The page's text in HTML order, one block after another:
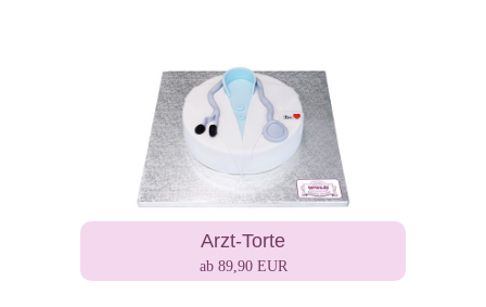
Arzt-Torte
ab 89,90 EUR